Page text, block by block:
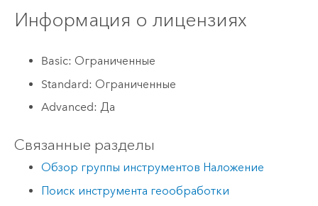
Информация о лицензиях
Basic: Ограниченные
Standard: Ограниченные
Advanced: Да
Связанные разделы
Обзор группы инструментов Наложение
Поиск инструмента геообработки